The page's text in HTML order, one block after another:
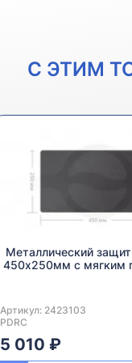
С ЭТИМ
Металлический
450х250мм с мягким
Артикул: 2423103
Производитель:
PDRC
5 010 ₽